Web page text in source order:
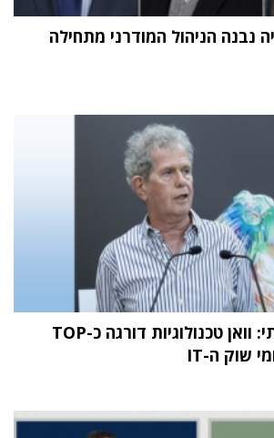
נבנה הניהול המודרני מתחילה
מחקר STKI השנתי: וואן טכנולוגיות דורגה כ-TOP